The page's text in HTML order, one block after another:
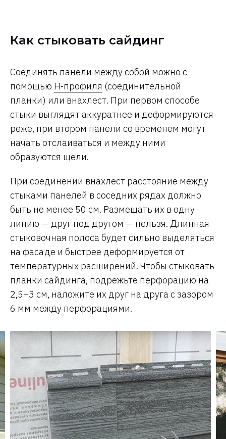
Как стыковать сайдинг
Соединять панели между собой можно с
помощью Н-профиля (соединительной
планки) или внахлест. При первом способе
стыки выглядят аккуратнее и деформируются
реже, при втором панели со временем могут
начать отслаиваться и между ними
образуются щели.
При соединении внахлест расстояние между
стыками панелей в соседних рядах должно
быть не менее 50 см. Размещать их в одну
линию — друг под другом — нельзя. Длинная
стыковочная полоса будет сильно выделяться
на фасаде и быстрее деформируется от
температурных расширений. Чтобы стыковать
планки сайдинга, подрежьте перфорацию на
2,5–3 см, наложите их друг на друга с зазором
6 мм между перфорациями.